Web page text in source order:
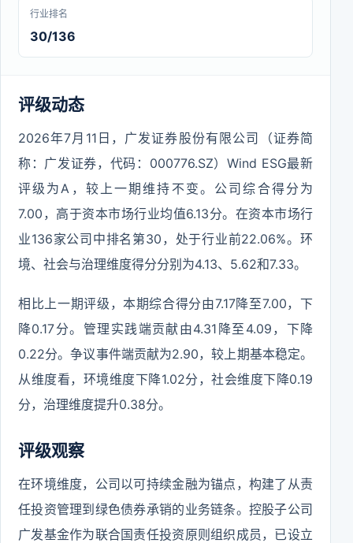
行业排名
30/136
评级动态
2026年7月11日，广发证券股份有限公司（证券简
称：广发证券，代码：000776.SZ）Wind ESG最新
评级为A，较上一期维持不变。公司综合得分为
7.00，高于资本市场行业均值6.13分。在资本市场行
业136家公司中排名第30，处于行业前22.06%。环
境、社会与治理维度得分分别为4.13、5.62和7.33。
相比上一期评级，本期综合得分由7.17降至7.00，下
降0.17分。管理实践端贡献由4.31降至4.09，下降
0.22分。争议事件端贡献为2.90，较上期基本稳定。
从维度看，环境维度下降1.02分，社会维度下降0.19
分，治理维度提升0.38分。
评级观察
在环境维度，公司以可持续金融为锚点，构建了从责
任投资管理到绿色债券承销的业务链条。控股子公司
广发基金作为联合国责任投资原则组织成员，已设立